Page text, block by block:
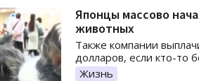
Японцы массово
животных
Также компании
долларов, если кто-то
Жизнь